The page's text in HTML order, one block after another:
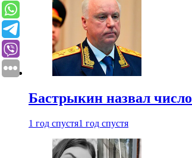
Бастрыкин назвал
1 год спустя1 год спустя